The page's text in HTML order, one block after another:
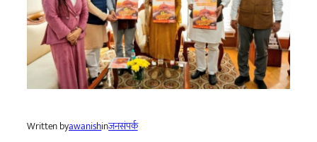
Written byawanishinजनसंपर्क